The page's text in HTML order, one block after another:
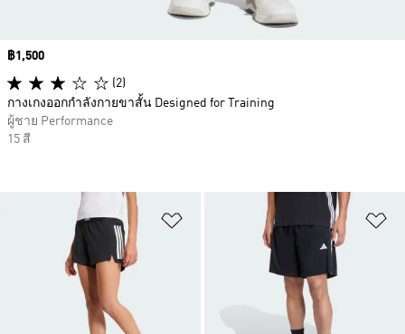
เพิ่มไปยังรายการสินค้าโปรด
Price
฿1,500
(2)
กางเกงออกกำลังกายขาสั้น Designed for Training
ผู้ชาย Performance
15 สี